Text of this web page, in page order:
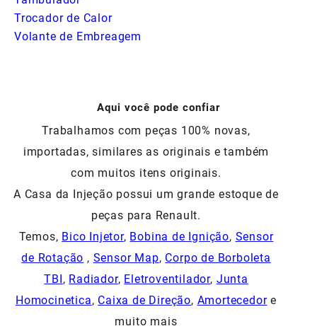
Trocador de Calor
Volante de Embreagem
Aqui você pode confiar
Trabalhamos com peças 100% novas,
importadas, similares as originais e também
com muitos itens originais.
A Casa da Injeção possui um grande estoque de
peças para Renault.
Temos, Bico Injetor, Bobina de Ignição, Sensor
de Rotação , Sensor Map, Corpo de Borboleta
TBI , Radiador, Eletroventilador, Junta
Homocinetica, Caixa de Direção, Amortecedore
muito mais